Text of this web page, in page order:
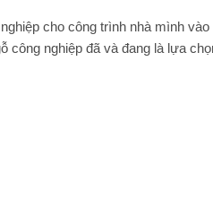
cho công trình nhà mình vào
công nghiệp đã và đang là lựa